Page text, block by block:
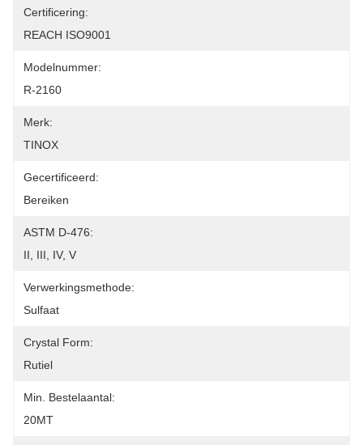
Certificering:
REACH ISO9001
Modelnummer:
R-2160
Merk:
TINOX
Gecertificeerd:
Bereiken
ASTM D-476:
II, III, IV, V
Verwerkingsmethode:
Sulfaat
Crystal Form:
Rutiel
Min. Bestelaantal:
20MT